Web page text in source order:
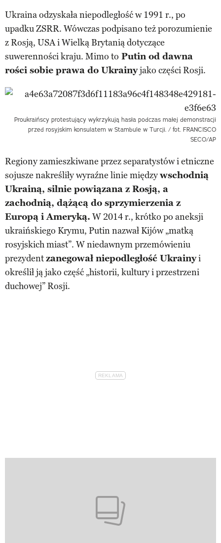
Ukraina odzyskała niepodległość w 1991 r., po
upadku ZSRR. Wówczas podpisano też porozumienie
z Rosją, USA i Wielką Brytanią dotyczące
suwerenności kraju. Mimo to Putin od dawna
rości sobie prawa do Ukrainyjako części Rosji.
Proukraińscy protestujący wykrzykują hasła podczas małej demonstracji
przed rosyjskim konsulatem w Stambule w Turcji. / fot. FRANCISCO
SECO/AP
Regiony zamieszkiwane przez separatystów i etniczne
sojusze nakreśliły wyraźne linie międzywschodnią
Ukrainą, silnie powiązana z Rosją, a
zachodnią, dążącą do sprzymierzenia z
Europą i Ameryką. W 2014 r., krótko po aneksji
ukraińskiego Krymu, Putin nazwał Kijów „matką
rosyjskich miast”. W niedawnym przemówieniu
prezydentzanegował niepodległość Ukrainyi
określił ją jako część „historii, kultury i przestrzeni
duchowej” Rosji.